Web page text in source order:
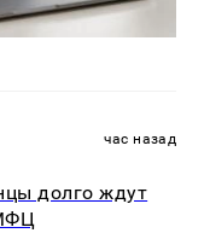
час назад
долго ждут